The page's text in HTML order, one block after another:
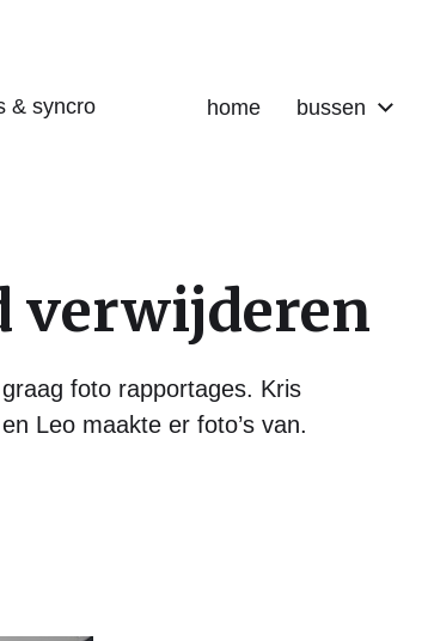
& syncro home bussen
verwijderen
foto rapportages. Kris
Leo maakte er foto’s van.